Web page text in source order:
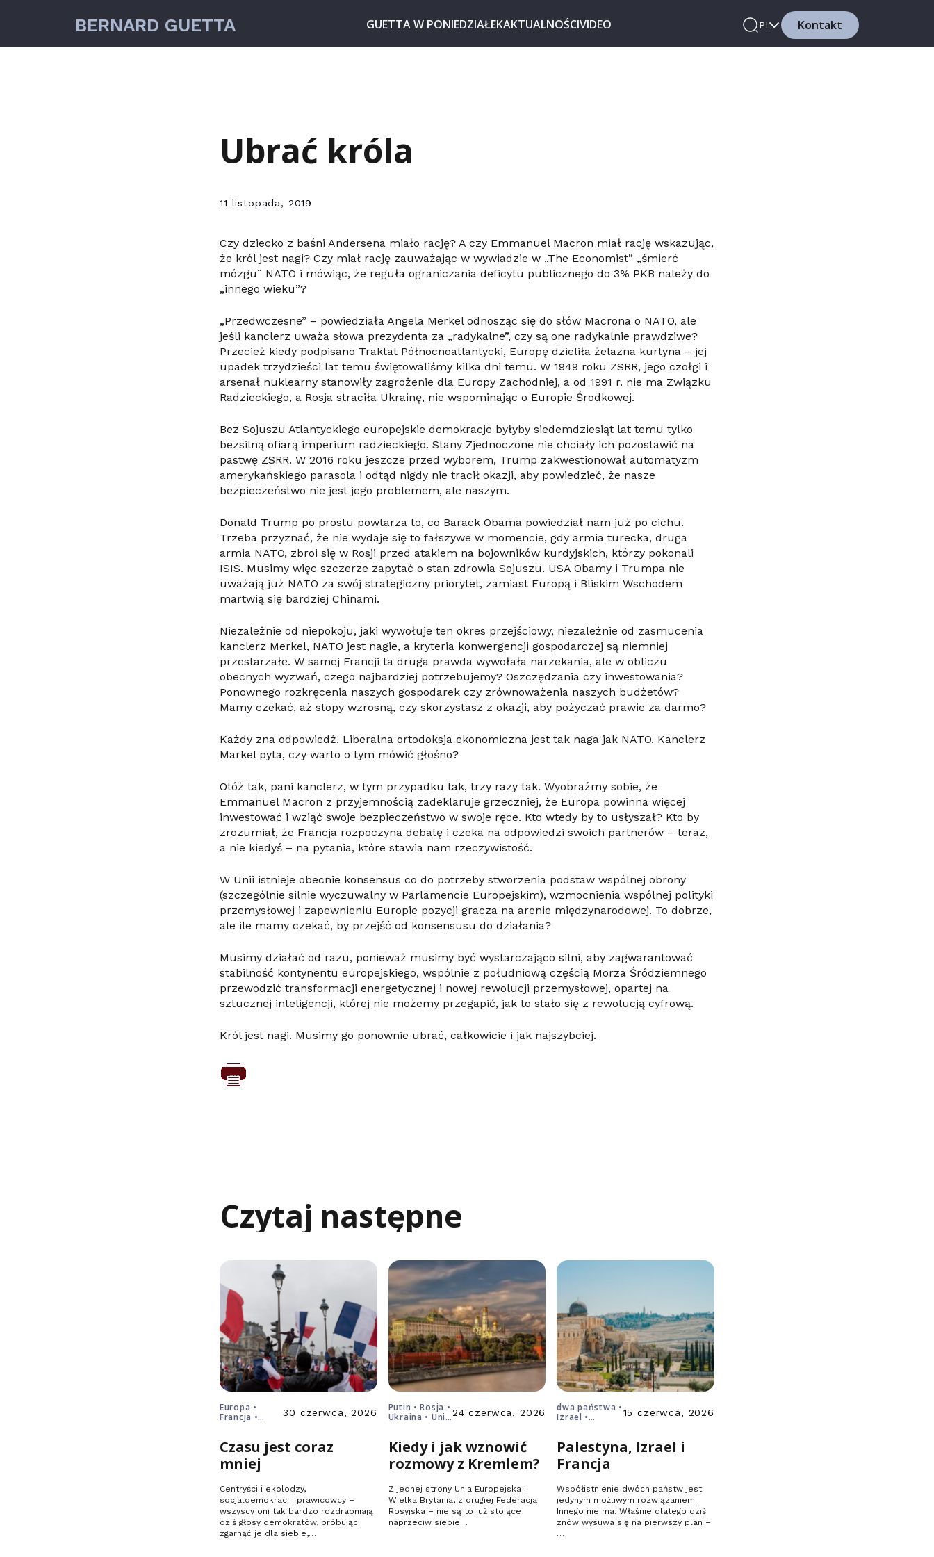
BERNARD GUETTA GUETTA W PONIEDZIAŁEKAKTUALNOŚCIVIDEO PL Kontakt
Ubrać króla
11 listopada, 2019
Czy dziecko z baśni Andersena miało rację? A czy Emmanuel Macron miał rację wskazując,
że król jest nagi? Czy miał rację zauważając w wywiadzie w „The Economist” „śmierć
mózgu” NATO i mówiąc, że reguła ograniczania deficytu publicznego do 3% PKB należy do
„innego wieku”?
„Przedwczesne” – powiedziała Angela Merkel odnosząc się do słów Macrona o NATO, ale
jeśli kanclerz uważa słowa prezydenta za „radykalne”, czy są one radykalnie prawdziwe?
Przecież kiedy podpisano Traktat Północnoatlantycki, Europę dzieliła żelazna kurtyna – jej
upadek trzydzieści lat temu świętowaliśmy kilka dni temu. W 1949 roku ZSRR, jego czołgi i
arsenał nuklearny stanowiły zagrożenie dla Europy Zachodniej, a od 1991 r. nie ma Związku
Radzieckiego, a Rosja straciła Ukrainę, nie wspominając o Europie Środkowej.
Bez Sojuszu Atlantyckiego europejskie demokracje byłyby siedemdziesiąt lat temu tylko
bezsilną ofiarą imperium radzieckiego. Stany Zjednoczone nie chciały ich pozostawić na
pastwę ZSRR. W 2016 roku jeszcze przed wyborem, Trump zakwestionował automatyzm
amerykańskiego parasola i odtąd nigdy nie tracił okazji, aby powiedzieć, że nasze
bezpieczeństwo nie jest jego problemem, ale naszym.
Donald Trump po prostu powtarza to, co Barack Obama powiedział nam już po cichu.
Trzeba przyznać, że nie wydaje się to fałszywe w momencie, gdy armia turecka, druga
armia NATO, zbroi się w Rosji przed atakiem na bojowników kurdyjskich, którzy pokonali
ISIS. Musimy więc szczerze zapytać o stan zdrowia Sojuszu. USA Obamy i Trumpa nie
uważają już NATO za swój strategiczny priorytet, zamiast Europą i Bliskim Wschodem
martwią się bardziej Chinami.
Niezależnie od niepokoju, jaki wywołuje ten okres przejściowy, niezależnie od zasmucenia
kanclerz Merkel, NATO jest nagie, a kryteria konwergencji gospodarczej są niemniej
przestarzałe. W samej Francji ta druga prawda wywołała narzekania, ale w obliczu
obecnych wyzwań, czego najbardziej potrzebujemy? Oszczędzania czy inwestowania?
Ponownego rozkręcenia naszych gospodarek czy zrównoważenia naszych budżetów?
Mamy czekać, aż stopy wzrosną, czy skorzystasz z okazji, aby pożyczać prawie za darmo?
Każdy zna odpowiedź. Liberalna ortodoksja ekonomiczna jest tak naga jak NATO. Kanclerz
Markel pyta, czy warto o tym mówić głośno?
Otóż tak, pani kanclerz, w tym przypadku tak, trzy razy tak. Wyobraźmy sobie, że
Emmanuel Macron z przyjemnością zadeklaruje grzeczniej, że Europa powinna więcej
inwestować i wziąć swoje bezpieczeństwo w swoje ręce. Kto wtedy by to usłyszał? Kto by
zrozumiał, że Francja rozpoczyna debatę i czeka na odpowiedzi swoich partnerów – teraz,
a nie kiedyś – na pytania, które stawia nam rzeczywistość.
W Unii istnieje obecnie konsensus co do potrzeby stworzenia podstaw wspólnej obrony
(szczególnie silnie wyczuwalny w Parlamencie Europejskim), wzmocnienia wspólnej polityki
przemysłowej i zapewnieniu Europie pozycji gracza na arenie międzynarodowej. To dobrze,
ale ile mamy czekać, by przejść od konsensusu do działania?
Musimy działać od razu, ponieważ musimy być wystarczająco silni, aby zagwarantować
stabilność kontynentu europejskiego, wspólnie z południową częścią Morza Śródziemnego
przewodzić transformacji energetycznej i nowej rewolucji przemysłowej, opartej na
sztucznej inteligencji, której nie możemy przegapić, jak to stało się z rewolucją cyfrową.
Król jest nagi. Musimy go ponownie ubrać, całkowicie i jak najszybciej.
Czytaj następne
Europa •
Francja •
30 czerwca, 2026
Czasu jest coraz
mniej
Centryści i ekolodzy,
socjaldemokraci i prawicowcy –
wszyscy oni tak bardzo rozdrabniają
dziś głosy demokratów, próbując
zgarnąć je dla siebie,…
Putin • Rosja •
Ukraina • Unia24 czerwca, 2026
Kiedy i jak wznowić
rozmowy z Kremlem?
Z jednej strony Unia Europejska i
Wielka Brytania, z drugiej Federacja
Rosyjska – nie są to już stojące
naprzeciw siebie…
dwa państwa •
Izrael •
15 czerwca, 2026
Palestyna, Izrael i
Francja
Współistnienie dwóch państw jest
jedynym możliwym rozwiązaniem.
Innego nie ma. Właśnie dlatego dziś
znów wysuwa się na pierwszy plan –
…